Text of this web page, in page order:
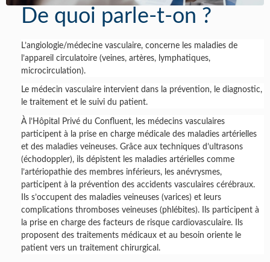
De quoi parle-t-on ?
L’angiologie/médecine vasculaire, concerne les maladies de
l’appareil circulatoire (veines, artères, lymphatiques,
microcirculation).
Le médecin vasculaire intervient dans la prévention, le diagnostic,
le traitement et le suivi du patient.
À l’Hôpital Privé du Confluent, les médecins vasculaires
participent à la prise en charge médicale des maladies artérielles
et des maladies veineuses. Grâce aux techniques d’ultrasons
(échodoppler), ils dépistent les maladies artérielles comme
l’artériopathie des membres inférieurs, les anévrysmes,
participent à la prévention des accidents vasculaires cérébraux.
Ils s’occupent des maladies veineuses (varices) et leurs
complications thromboses veineuses (phlébites). Ils participent à
la prise en charge des facteurs de risque cardiovasculaire. Ils
proposent des traitements médicaux et au besoin oriente le
patient vers un traitement chirurgical.